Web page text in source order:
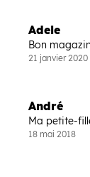
Adele
Bon
21 janvier 2020
André
Ma petite-
18 mai 2018